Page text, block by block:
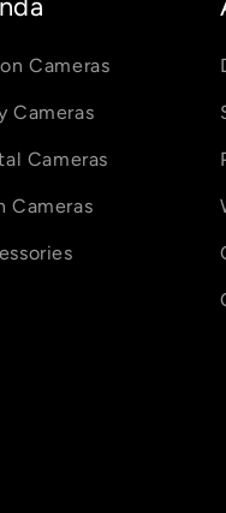
Cameras
Cameras
Cameras
Cameras